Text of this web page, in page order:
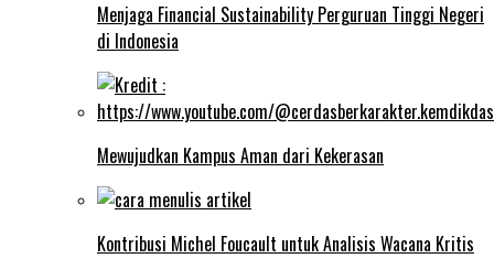
Menjaga Financial Sustainability Perguruan Tinggi Negeri
di Indonesia
Mewujudkan Kampus Aman dari Kekerasan
Kontribusi Michel Foucault untuk Analisis Wacana Kritis